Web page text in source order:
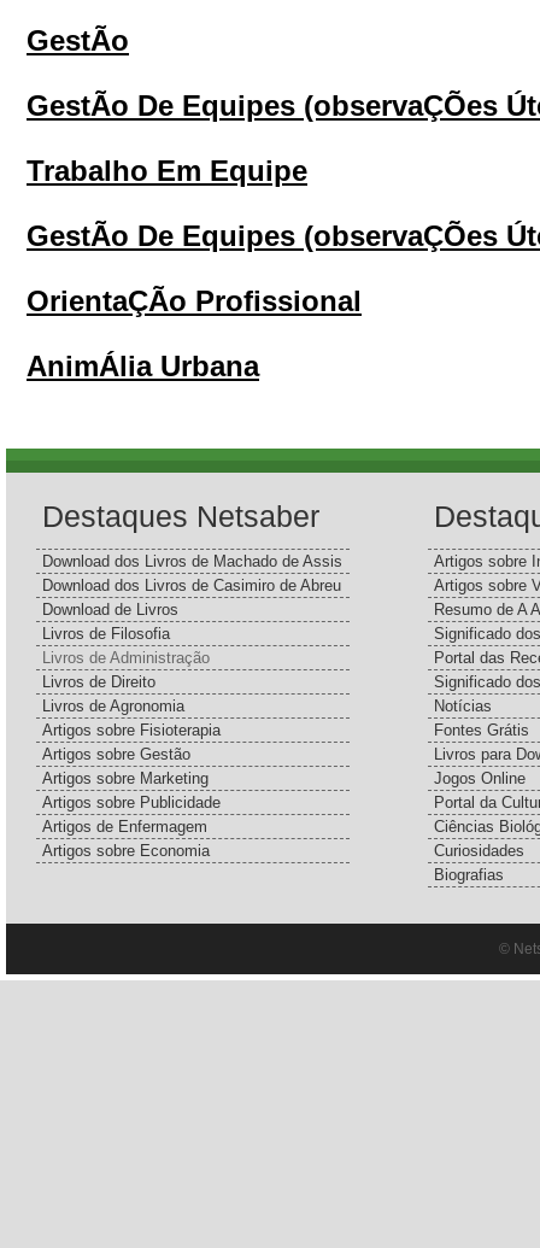
GestÃo
GestÃo De Equipes (observaÇÕes
Trabalho Em Equipe
GestÃo De Equipes (observaÇÕes
OrientaÇÃo Profissional
AnimÁlia Urbana
Destaques Netsaber
Download dos Livros de Machado de Assis
Download dos Livros de Casimiro de Abreu
Download de Livros
Livros de Filosofia
Livros de Administração
Livros de Direito
Livros de Agronomia
Artigos sobre Fisioterapia
Artigos sobre Gestão
Artigos sobre Marketing
Artigos sobre Publicidade
Artigos de Enfermagem
Artigos sobre Economia
Artigos sobre
Artigos sobre
Resumo de A
Significado
Portal das
Significado
Notícias
Fontes Grátis
Livros para
Jogos Online
Portal da
Ciências
Curiosidades
Biografias
©